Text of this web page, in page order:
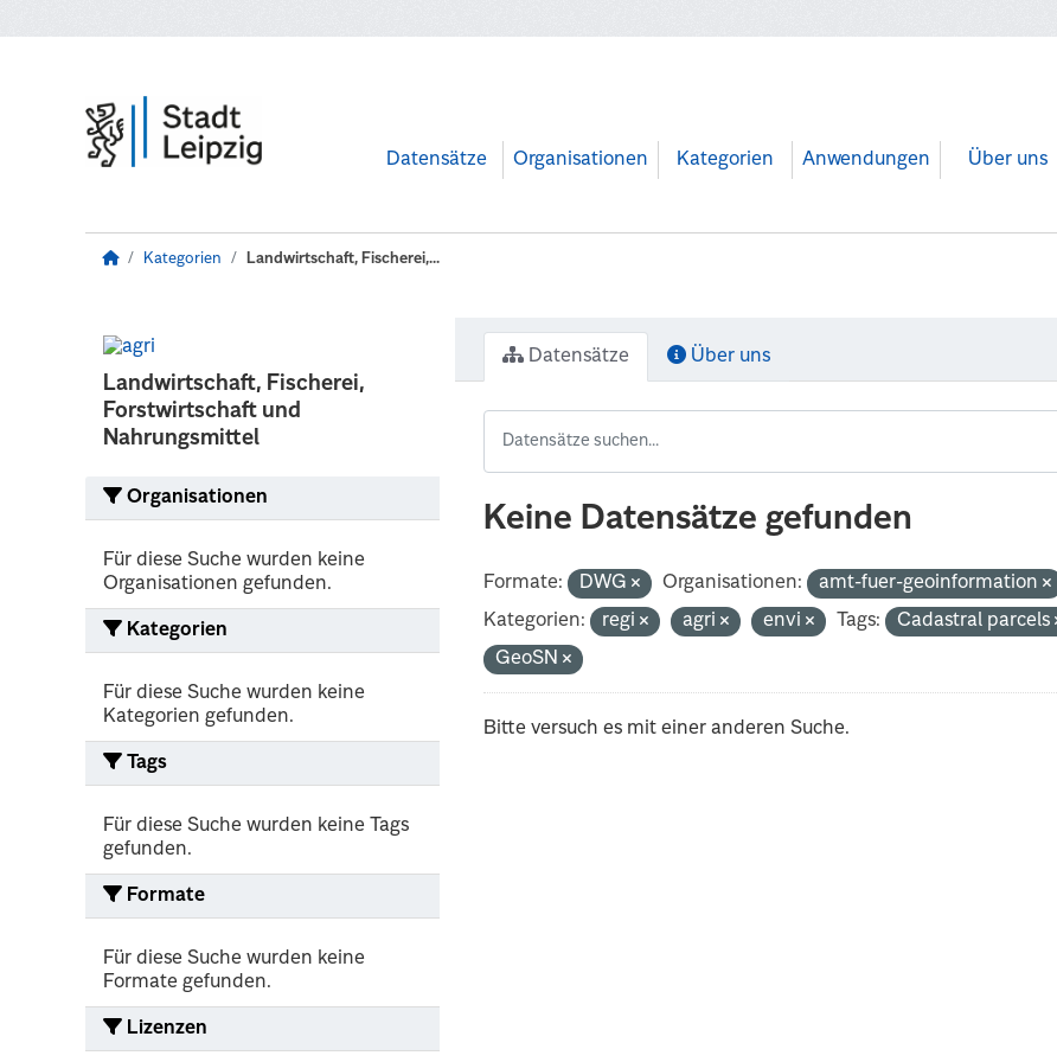
Datensätze Organisationen Kategorien Anwendungen Über uns
Kategorien Landwirtschaft, Fischerei,...
Landwirtschaft, Fischerei,
Forstwirtschaft und
Nahrungsmittel
Organisationen
Für diese Suche wurden keine
Organisationen gefunden.
Kategorien
Für diese Suche wurden keine
Kategorien gefunden.
Tags
Für diese Suche wurden keine Tags
gefunden.
Formate
Für diese Suche wurden keine
Formate gefunden.
Lizenzen
Datensätze Über uns
Keine Datensätze gefunden
Formate: DWG Organisationen:
amt-fuer-geoinformation
Kategorien:
regi agri envi Tags:
Cadastral parcels
GeoSN
Bitte versuch es mit einer anderen Suche.